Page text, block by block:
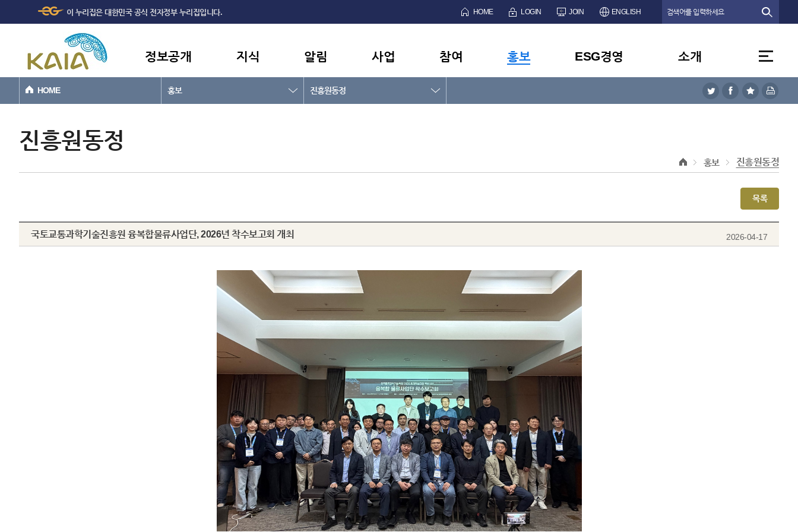
본문바로가기
이 누리집은 대한민국 공식 전자정부 누리집입니다. HOME LOGIN JOIN ENGLISH
정보공개 지식 알림 사업 참여 홍보 ESG경영 소개
HOME 홍보 진흥원동정
진흥원동정
홍보 진흥원동정
목록
국토교통과학기술진흥원 융복합물류사업단, 2026년 착수보고회 개최 2026-04-17